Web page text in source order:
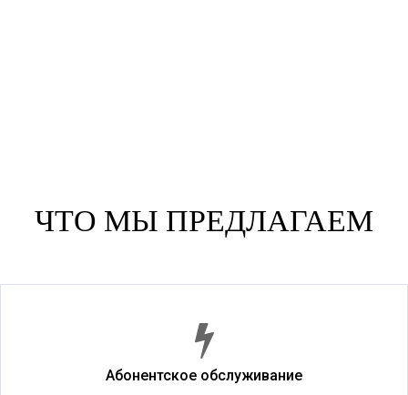
ЧТО МЫ ПРЕДЛАГАЕМ
Абонентское обслуживание